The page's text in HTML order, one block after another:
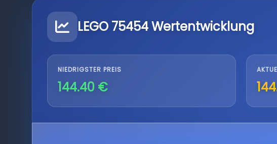
LEGO 75454 Wertentwicklung
NIEDRIGSTER PREIS
144.40 €